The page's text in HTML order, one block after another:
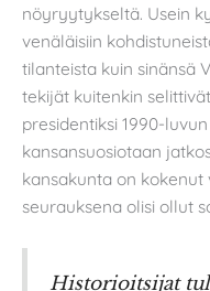
nöyryytykseltä. Usein
venäläisiin
tilanteista kuin sinänsä
tekijät kuitenkin
presidentiksi 1990-
kansansuosiotaan
kansakunta on
seurauksena olisi ollut
Historioitsijat